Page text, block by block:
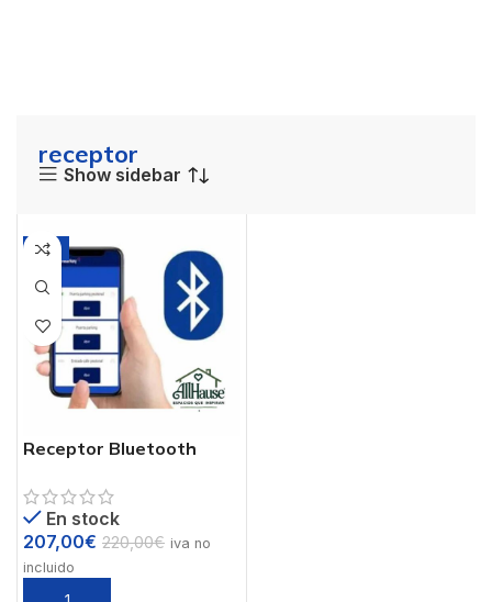
receptor
Show sidebar
-6%
Receptor Bluetooth
Accesos desde Móvil
En stock
207,00€ 220,00€ iva no
incluido